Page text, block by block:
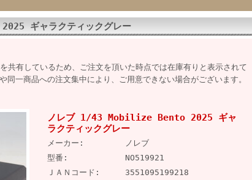
ギャラクティックグレー
共有しているため、ご注文を頂いた時点では在庫有りと表示されて
同一商品への注文集中により、ご用意できない場合がございます。
ノレブ 1/43 Mobilize Bento 2025 ギャ
ラクティックグレー
メーカー:
ノレブ
型番:
NO519921
ＪＡＮコード:
3551095199218